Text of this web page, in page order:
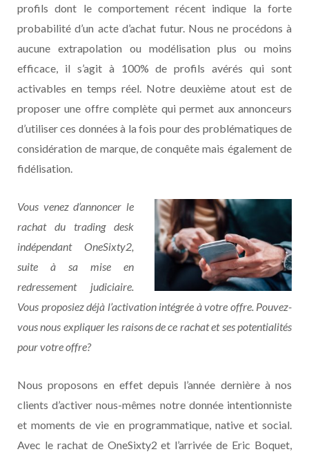
profils dont le comportement récent indique la forte
probabilité d’un acte d’achat futur. Nous ne procédons à
aucune extrapolation ou modélisation plus ou moins
efficace, il s’agit à 100% de profils avérés qui sont
activables en temps réel. Notre deuxième atout est de
proposer une offre complète qui permet aux annonceurs
d’utiliser ces données à la fois pour des problématiques de
considération de marque, de conquête mais également de
fidélisation.
Vous venez d’annoncer le
rachat du trading desk
indépendant OneSixty2,
suite à sa mise en
redressement judiciaire.
Vous proposiez déjà l’activation intégrée à votre offre. Pouvez-
vous nous expliquer les raisons de ce rachat et ses potentialités
pour votre offre?
Nous proposons en effet depuis l’année dernière à nos
clients d’activer nous-mêmes notre donnée intentionniste
et moments de vie en programmatique, native et social.
Avec le rachat de OneSixty2 et l’arrivée de Eric Boquet,